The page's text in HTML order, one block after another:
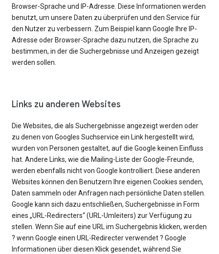
Browser-Sprache und IP-Adresse. Diese Informationen werden
benutzt, um unsere Daten zu überprüfen und den Service für
den Nutzer zu verbessern. Zum Beispiel kann Google Ihre IP-
Adresse oder Browser-Sprache dazu nutzen, die Sprache zu
bestimmen, in der die Suchergebnisse und Anzeigen gezeigt
werden sollen.
Links zu anderen Websites
Die Websites, die als Suchergebnisse angezeigt werden oder
zu denen von Googles Suchservice ein Link hergestellt wird,
wurden von Personen gestaltet, auf die Google keinen Einfluss
hat. Andere Links, wie die Mailing-Liste der Google-Freunde,
werden ebenfalls nicht von Google kontrolliert. Diese anderen
Websites können den Benutzern Ihre eigenen Cookies senden,
Daten sammeln oder Anfragen nach persönliche Daten stellen.
Google kann sich dazu entschließen, Suchergebnisse in Form
eines „URL-Redirecters“ (URL-Umleiters) zur Verfügung zu
stellen. Wenn Sie auf eine URL im Suchergebnis klicken, werden
? wenn Google einen URL-Redirecter verwendet ? Google
Informationen über diesen Klick gesendet, während Sie